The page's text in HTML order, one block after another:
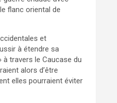
flanc oriental de
et
à étendre sa
à travers le Caucase du
alors d’être
elles pourraient éviter